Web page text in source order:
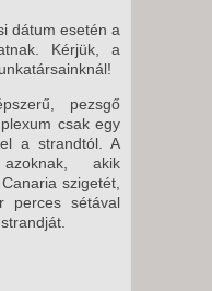
HÉTFŐ -
HÉTFŐ -
dátum esetén a
Kérjük, a
pezsgő
csak egy
a strandtól. A
akik
szigetét,
perces sétával